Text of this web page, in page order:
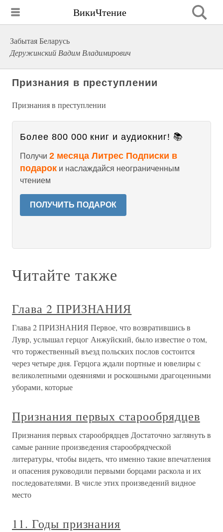
ВикиЧтение
Забытая Беларусь
Деружинский Вадим Владимирович
Признания в преступлении
Признания в преступлении
Более 800 000 книг и аудиокниг! 📚
Получи 2 месяца Литрес Подписки в
подарок и наслаждайся неограниченным
чтением
ПОЛУЧИТЬ ПОДАРОК
Читайте также
Глава 2 ПРИЗНАНИЯ
Глава 2 ПРИЗНАНИЯ Первое, что возвратившись в
Лувр, услышал герцог Анжуйский, было известие о том,
что торжественный въезд польских послов состоится
через четыре дня. Герцога ждали портные и ювелиры с
великолепными одеяниями и роскошными драгоценными
уборами, которые
Признания первых старообрядцев
Признания первых старообрядцев Достаточно заглянуть в
самые ранние произведения старообрядческой
литературы, чтобы видеть, что именно такие впечатления
и опасения руководили первыми борцами раскола и их
последователями. В числе этих произведений видное
место
11. Годы признания